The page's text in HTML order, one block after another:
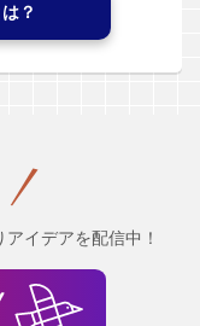
？
イデアを配信中！